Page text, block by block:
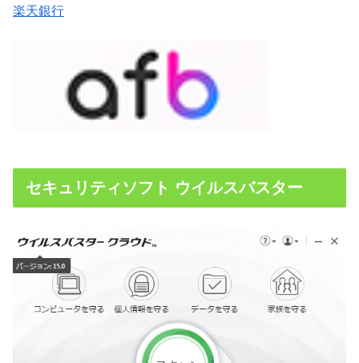
楽天銀行
セキュリティソフト ウイルスバスター